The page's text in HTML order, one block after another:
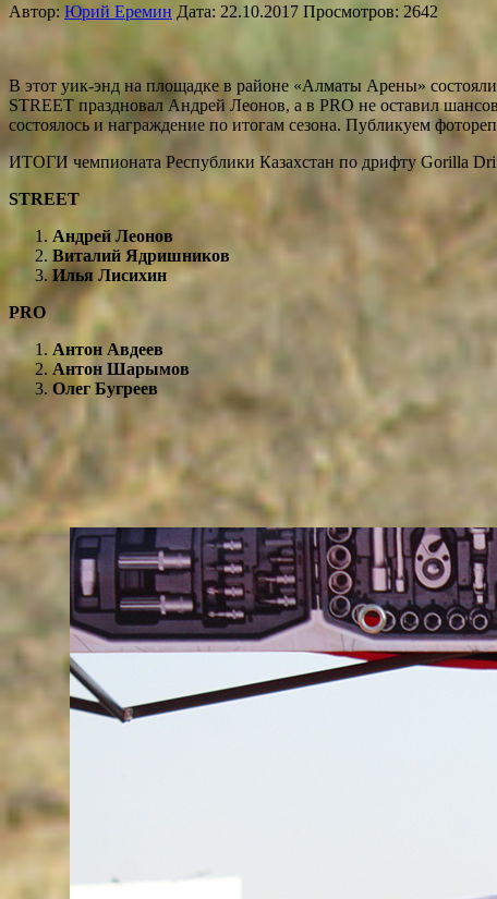
Автор: Юрий Еремин Дата: 22.10.2017 Просмотров: 2642
В этот уик-энд на площадке в районе «Алматы Арены»
STREET праздновал Андрей Леонов, а в PRO не оставил
состоялось и награждение по итогам сезона. Публикуем
ИТОГИ чемпионата Республики Казахстан по дрифту Gorilla
STREET
Андрей Леонов
Виталий Ядришников
Илья Лисихин
PRO
Антон Авдеев
Антон Шарымов
Олег Бугреев